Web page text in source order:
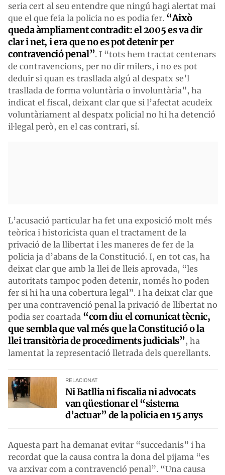
seria cert al seu entendre que ningú hagi alertat mai
que el que feia la policia no es podia fer. “Això
queda àmpliament contradit: el 2005 es va dir
clar i net, i era que no es pot detenir per
contravenció penal”. I “tots hem tractat centenars
de contravencions, per no dir milers, i no es pot
deduir si quan es trasllada algú al despatx se’l
trasllada de forma voluntària o involuntària”, ha
indicat el fiscal, deixant clar que si l’afectat acudeix
voluntàriament al despatx policial no hi ha detenció
il·legal però, en el cas contrari, sí.
L’acusació particular ha fet una exposició molt més
teòrica i historicista quan el tractament de la
privació de la llibertat i les maneres de fer de la
policia ja d’abans de la Constitució. I, en tot cas, ha
deixat clar que amb la llei de lleis aprovada, “les
autoritats tampoc poden detenir, només ho poden
fer si hi ha una cobertura legal”. I ha deixat clar que
per una contravenció penal la privació de llibertat no
podia ser coartada “com diu el comunicat tècnic,
que sembla que val més que la Constitució o la
llei transitòria de procediments judicials”, ha
lamentat la representació lletrada dels querellants.
RELACIONAT
Ni Batllia ni fiscalia ni advocats
van qüestionar el “sistema
d’actuar” de la policia en 15 anys
Aquesta part ha demanat evitar “succedanis” i ha
recordat que la causa contra la dona del pijama “es
va arxivar com a contravenció penal”. “Una causa